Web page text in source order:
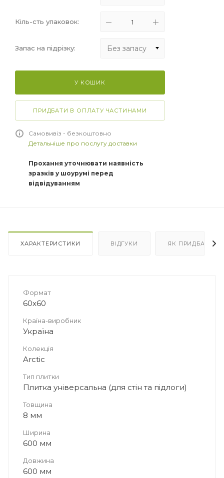
Кіль-сть упаковок:
Запас на підрізку: Без запасу
+10%
+15%
У КОШИК
ПРИДБАТИ В ОПЛАТУ ЧАСТИНАМИ
Самовивіз - безкоштовно
Детальніше про послугу доставки
Прохання уточнювати наявність
зразків у шоурумі перед
відвідуванням
ХАРАКТЕРИСТИКИ ВІДГУКИ ЯК ПРИДБАТИ
Формат
60x60
Країна-виробник
Україна
Колекція
Arctic
Тип плитки
Плитка універсальна (для стін та підлоги)
Товщина
8 мм
Ширина
600 мм
Довжина
600 мм